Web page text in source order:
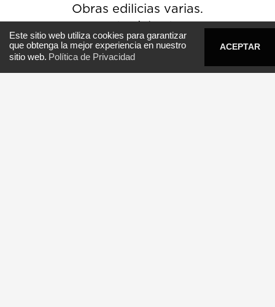
0800 8192 e-cementos
Obras edilicias varias.
Punta del Este
Este sitio web utiliza cookies para garantizar
que obtenga la mejor experiencia en nuestro
sitio web. Política de Privacidad
ACEPTAR